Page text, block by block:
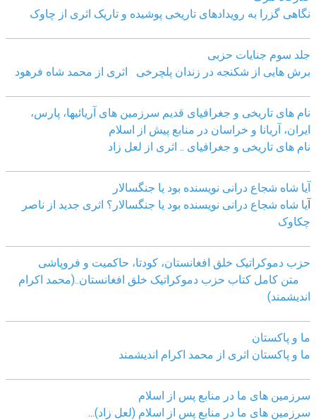
نگاهی گزرا به رویدادهای تاریخی پوشیده و تاریک اثری از چاوک
جلد سوم جنایات حزبی
برش هایی از شکنجه در زندان پلچرخی اثری از محمد شاه فرهود
نام های تاریخی و جغرافیای قدیم سرزمین های آریائیها، پارس،
ایران، آریانا و خراسان در منابع پیش از اسلام
نام های تاریخی و جغرافیای .. اثری از لعل زاد
آیا شاه شجاع درانی نویسنده بود یا جنگسالار
آیا شاه شجاع درانی نویسنده بود یا جنگسالار؟ اثری جدید از ناصر
چکاوک
حزب دموکراتیک خلق افغانستان، کودتا، حاکمیت و فروپاشی
متن کامل کتاب حزب دموکراتیک خلق افغانستان..(محمد اکرام
اندیشمند)
ما و پاکستان
ما و پاکستان اثری از محمد اکرام اندیشمند
سرزمین های ما در منابع پس از اسلام
سرزمین های ما در منابع پس از اسلام (لعل زاد)